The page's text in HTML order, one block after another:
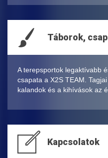
Táborok,
A terepsportok legaktívabb
csapata a X2S TEAM.
kalandok és a kihívások az
Kapcsolatok